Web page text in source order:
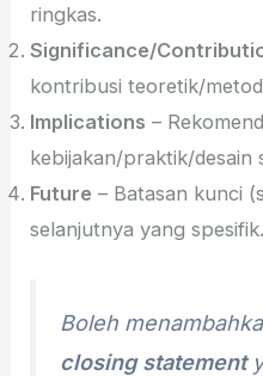
ringkas.
Significance/
kontribusi teoretik/
Implications –
kebijakan/praktik/desain
Future – Batasan kunci
selanjutnya yang spesifik.
Boleh
closing statement